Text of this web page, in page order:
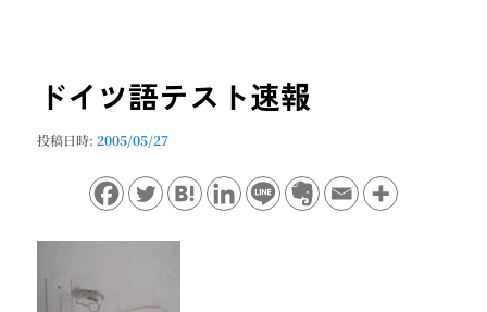
ョ
ドイツ語テスト速報
投稿日時:2005/05/27